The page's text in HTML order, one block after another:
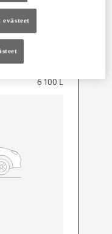
6 100 L